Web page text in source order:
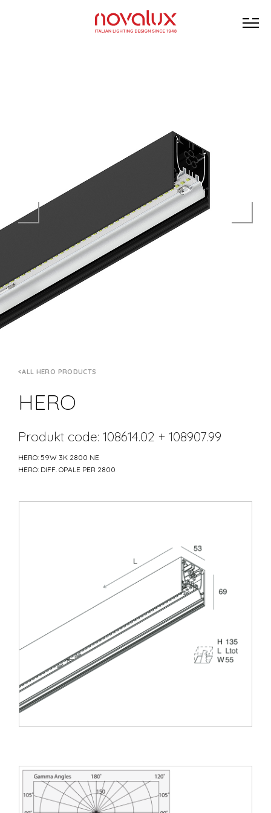
ALL HERO PRODUCTS
HERO
Produkt code: 108614.02 + 108907.99
HERO: 59W 3K 2800 NE
HERO: DIFF. OPALE PER 2800